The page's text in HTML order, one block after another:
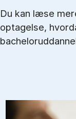
Du kan læse
optagelse,